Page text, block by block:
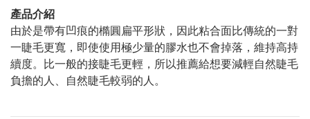
產品介紹
由於是帶有凹痕的橢圓扁平形狀，因此粘合面比傳統的一對
一睫毛更寬，即使使用極少量的膠水也不會掉落，維持高持
續度。比一般的接睫毛更輕，所以推薦給想要減輕自然睫毛
負擔的人、自然睫毛較弱的人。